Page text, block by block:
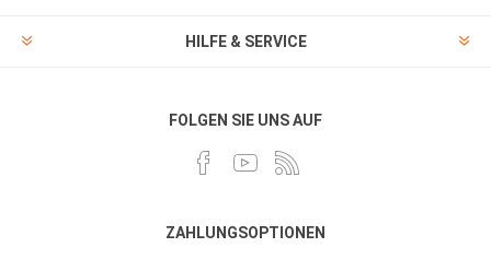
HILFE & SERVICE
FOLGEN SIE UNS AUF
ZAHLUNGSOPTIONEN